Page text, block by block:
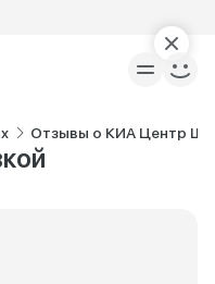
Отзывы о КИА Центр